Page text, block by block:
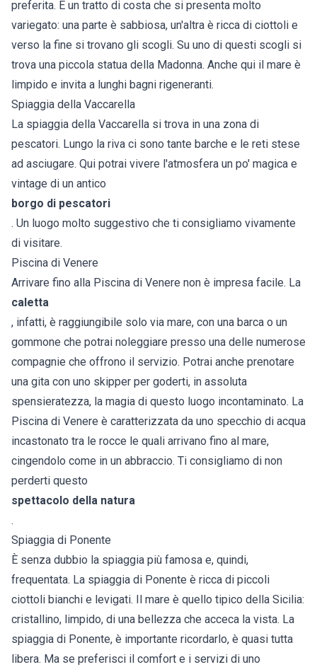
preferita. È un tratto di costa che si presenta molto
variegato: una parte è sabbiosa, un'altra è ricca di ciottoli e
verso la fine si trovano gli scogli. Su uno di questi scogli si
trova una piccola statua della Madonna. Anche qui il mare è
limpido e invita a lunghi bagni rigeneranti.
Spiaggia della Vaccarella
La spiaggia della Vaccarella si trova in una zona di
pescatori. Lungo la riva ci sono tante barche e le reti stese
ad asciugare. Qui potrai vivere l'atmosfera un po' magica e
vintage di un antico
borgo di pescatori
. Un luogo molto suggestivo che ti consigliamo vivamente
di visitare.
Piscina di Venere
Arrivare fino alla Piscina di Venere non è impresa facile. La
caletta
, infatti, è raggiungibile solo via mare, con una barca o un
gommone che potrai noleggiare presso una delle numerose
compagnie che offrono il servizio. Potrai anche prenotare
una gita con uno skipper per goderti, in assoluta
spensieratezza, la magia di questo luogo incontaminato. La
Piscina di Venere è caratterizzata da uno specchio di acqua
incastonato tra le rocce le quali arrivano fino al mare,
cingendolo come in un abbraccio. Ti consigliamo di non
perderti questo
spettacolo della natura
.
Spiaggia di Ponente
È senza dubbio la spiaggia più famosa e, quindi,
frequentata. La spiaggia di Ponente è ricca di piccoli
ciottoli bianchi e levigati. Il mare è quello tipico della Sicilia:
cristallino, limpido, di una bellezza che acceca la vista. La
spiaggia di Ponente, è importante ricordarlo, è quasi tutta
libera. Ma se preferisci il comfort e i servizi di uno